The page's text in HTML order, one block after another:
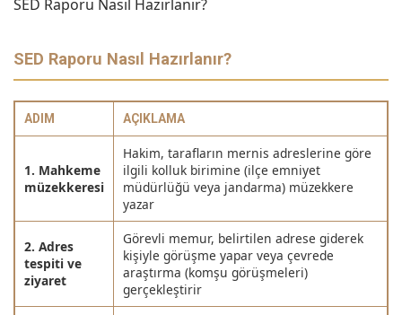
SED Raporu Nasıl Hazırlanır?
SED Raporu Nasıl Hazırlanır?
ADIM AÇIKLAMA
1. Mahkeme
müzekkeresi
Hakim, tarafların mernis adreslerine göre
ilgili kolluk birimine (ilçe emniyet
müdürlüğü veya jandarma) müzekkere
yazar
2. Adres
tespiti ve
ziyaret
Görevli memur, belirtilen adrese giderek
kişiyle görüşme yapar veya çevrede
araştırma (komşu görüşmeleri)
gerçekleştirir